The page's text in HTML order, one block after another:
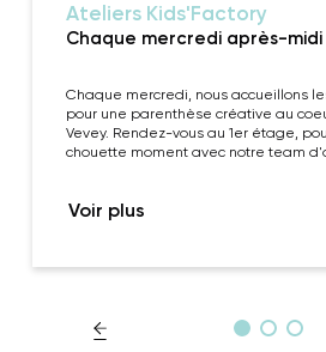
Ateliers Kids'Factory
Chaque mercredi après-midi
Chaque mercredi, nous accueillons
pour une parenthèse créative au
Vevey. Rendez-vous au 1er étage,
chouette moment avec notre team
Voir plus